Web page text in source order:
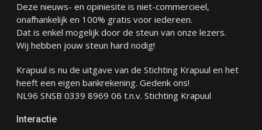
Deze nieuws- en opiniesite is niet-commercieel,
onafhankelijk en 100% gratis voor iedereen.
Dat is enkel mogelijk door de steun van onze lezers.
Wij hebben jouw steun hard nodig!
Krapuul is nu de uitgave van de Stichting Krapuul en het
heeft een eigen bankrekening. Gedenk ons!
NL96 SNSB 0339 8969 06 t.n.v. Stichting Krapuul
Interactie